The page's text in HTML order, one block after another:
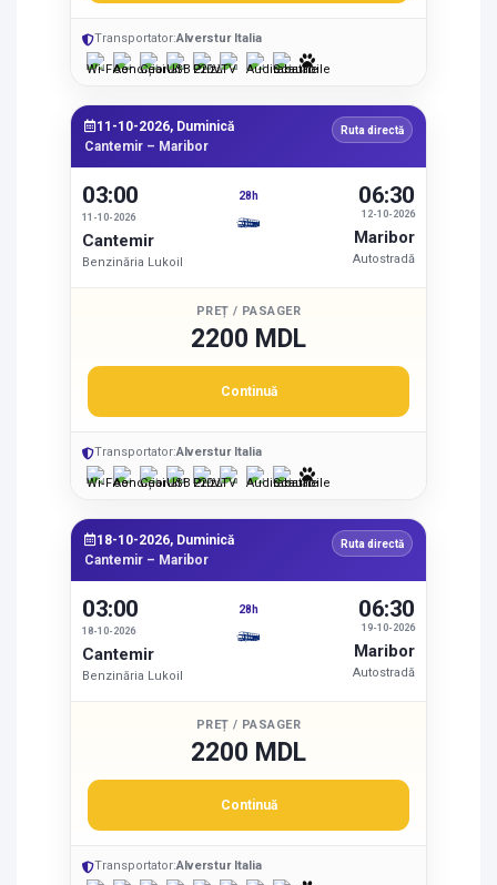
Transportator:Alverstur Italia
11-10-2026, Duminică
Cantemir – Maribor
Ruta directă
03:00
11-10-2026
Cantemir
Benzinăria Lukoil
28h
12-10-2026
06:30
Maribor
Autostradă
PREȚ / PASAGER
2200 MDL
Continuă
Transportator:Alverstur Italia
18-10-2026, Duminică
Cantemir – Maribor
Ruta directă
03:00
18-10-2026
Cantemir
Benzinăria Lukoil
28h
19-10-2026
06:30
Maribor
Autostradă
PREȚ / PASAGER
2200 MDL
Continuă
Transportator:Alverstur Italia